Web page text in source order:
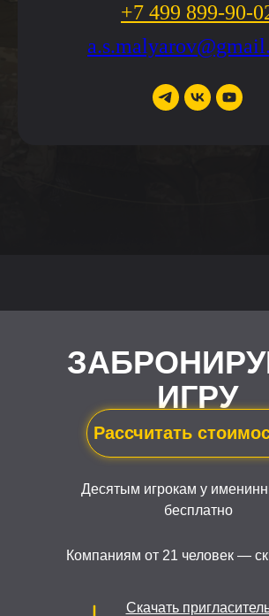
+7 499 899-90-
ИГРУ
Десятым игрокам у
бесплатно
Компаниям от 21 человек —
Рассчитать
Скачать